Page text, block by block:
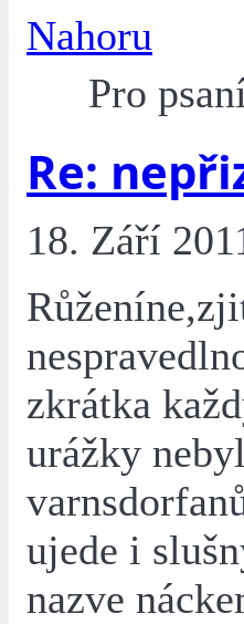
Nahoru
Pro
Re:
18. Září
zkrátka
urážky
ujede i
nazve